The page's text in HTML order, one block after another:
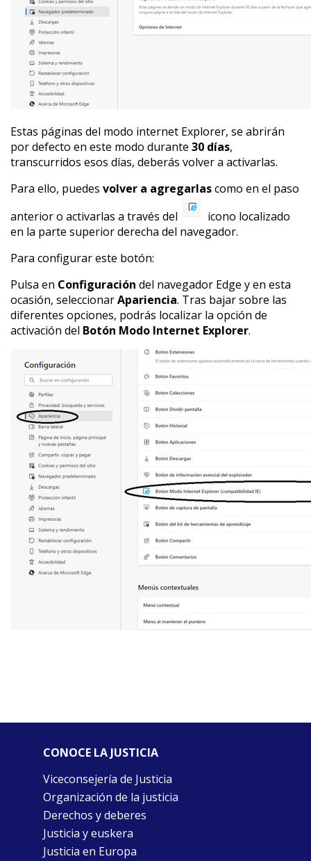
Estas páginas del modo internet Explorer, se abrirán
por defecto en este modo durante 30 días,
transcurridos esos días, deberás volver a activarlas.
Para ello, puedes volver a agregarlascomo en el paso
anterior o activarlas a través del
icono localizado
en la parte superior derecha del navegador.
Para configurar este botón:
Pulsa en Configuración del navegador Edge y en esta
ocasión, seleccionarApariencia. Tras bajar sobre las
diferentes opciones, podrás localizar la opción de
activación del Botón Modo Internet Explorer.
CONOCE LA JUSTICIA
Viceconsejería de Justicia
Organización de la justicia
Derechos y deberes
Justicia y euskera
Justicia en Europa